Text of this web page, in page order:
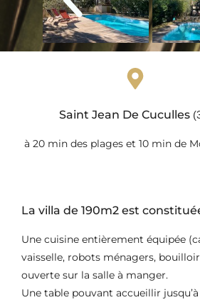
Saint Jean De Cuculles
à 20 min des plages et 10 min de
La villa de 190m2 est
Une cuisine entièrement équipée
vaisselle, robots ménagers,
ouverte sur la salle à manger.
Une table pouvant accueillir